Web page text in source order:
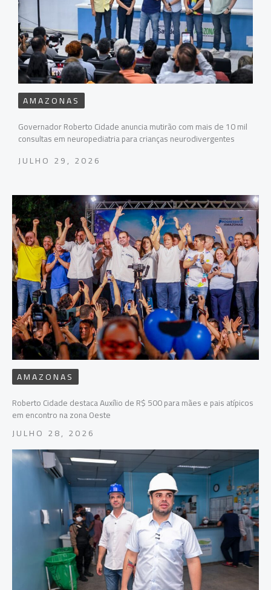
AMAZONAS
Governador Roberto Cidade anuncia mutirão com mais de 10 mil
consultas em neuropediatria para crianças neurodivergentes
JULHO 29, 2026
AMAZONAS
Roberto Cidade destaca Auxílio de R$ 500 para mães e pais atípicos
em encontro na zona Oeste
JULHO 28, 2026